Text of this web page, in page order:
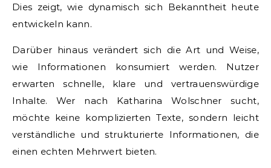
Dies zeigt, wie dynamisch sich Bekanntheit heute
entwickeln kann.
Darüber hinaus verändert sich die Art und Weise,
wie Informationen konsumiert werden. Nutzer
erwarten schnelle, klare und vertrauenswürdige
Inhalte. Wer nach Katharina Wolschner sucht,
möchte keine komplizierten Texte, sondern leicht
verständliche und strukturierte Informationen, die
einen echten Mehrwert bieten.